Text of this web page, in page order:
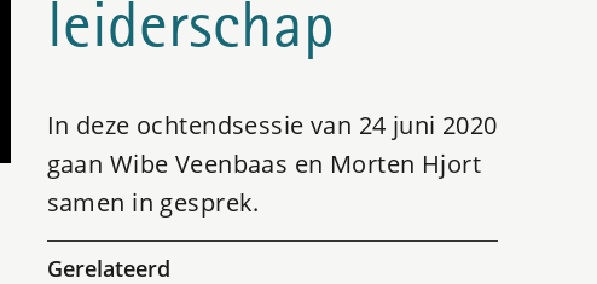
leiderschap
In deze ochtendsessie van 24 juni 2020
gaan Wibe Veenbaas en Morten Hjort
samen in gesprek.
Gerelateerd